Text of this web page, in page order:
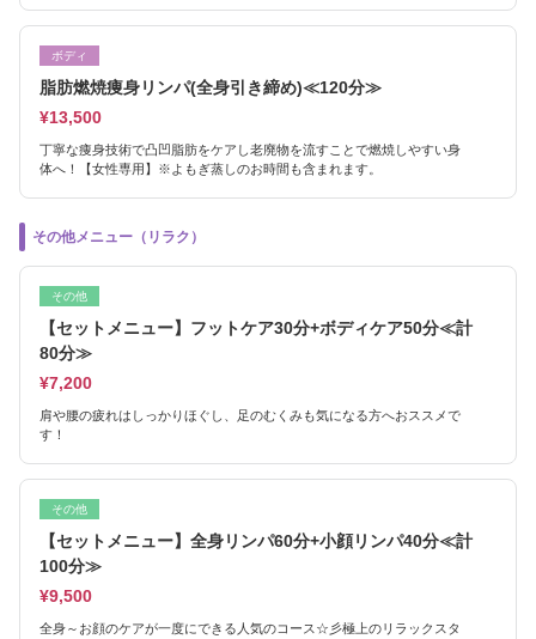
ボディ
脂肪燃焼痩身リンパ(全身引き締め)≪120分≫
¥13,500
丁寧な痩身技術で凸凹脂肪をケアし老廃物を流すことで燃焼しやすい身
体へ！【女性専用】※よもぎ蒸しのお時間も含まれます。
その他メニュー（リラク）
その他
【セットメニュー】フットケア30分+ボディケア50分≪計
80分≫
¥7,200
肩や腰の疲れはしっかりほぐし、足のむくみも気になる方へおススメで
す！
その他
【セットメニュー】全身リンパ60分+小顔リンパ40分≪計
100分≫
¥9,500
全身～お顔のケアが一度にできる人気のコース☆彡極上のリラックスタ